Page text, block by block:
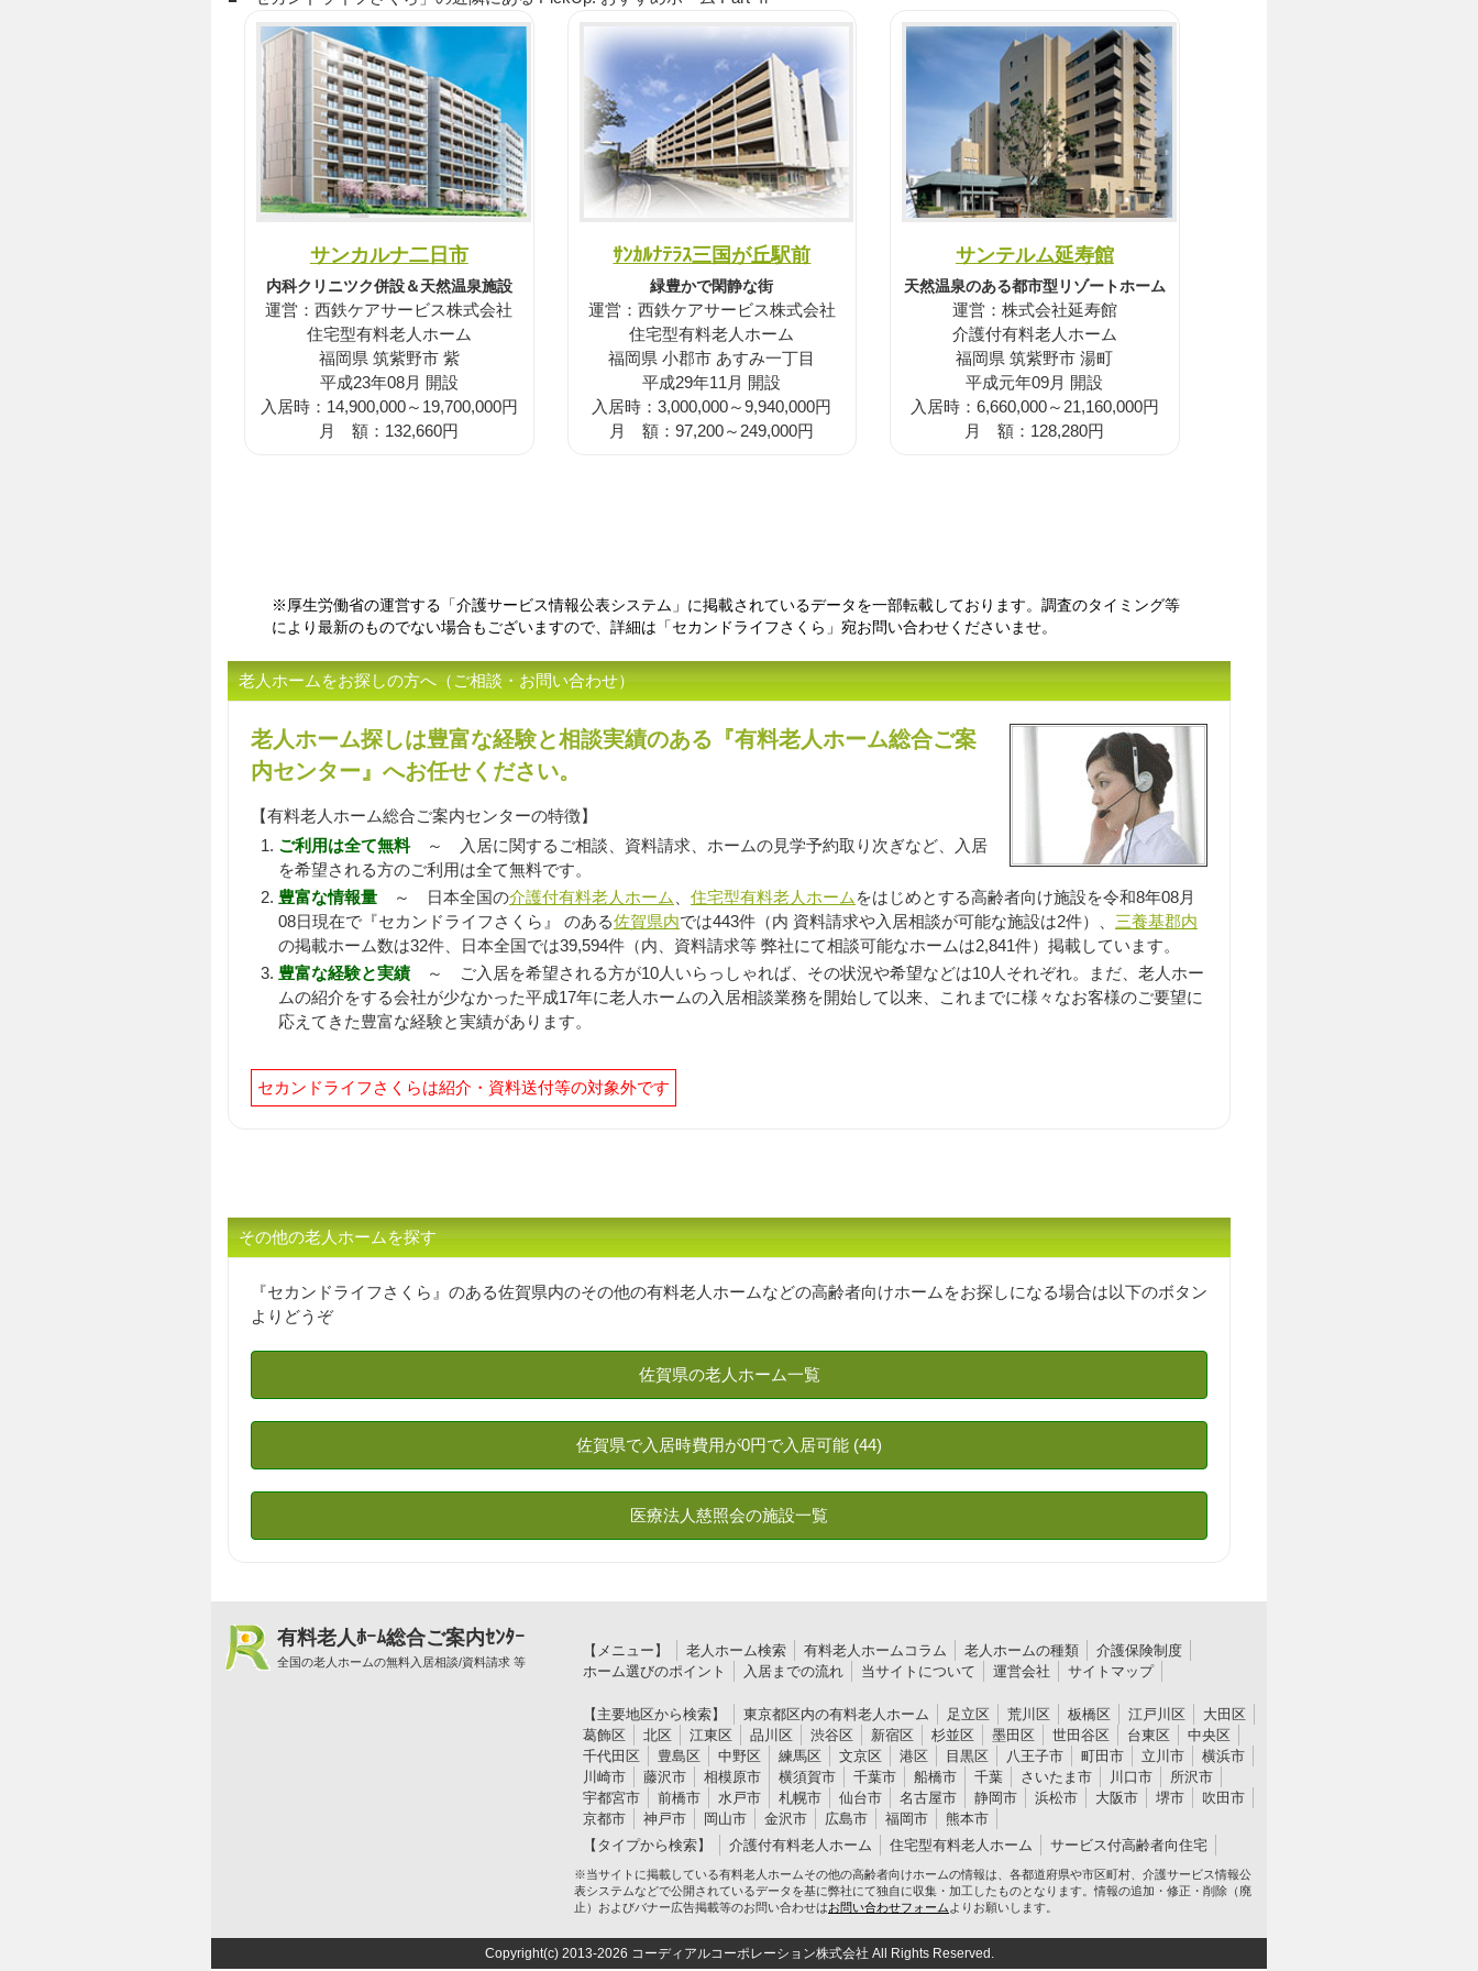
サンカルナ二日市
内科クリニツク併設＆天然温泉施設
運営：西鉄ケアサービス株式会社
住宅型有料老人ホーム
福岡県 筑紫野市 紫
平成23年08月 開設
入居時：14,900,000～19,700,000円
月 額：132,660円
ｻﾝｶﾙﾅﾃﾗｽ三国が丘駅前
緑豊かで閑静な街
運営：西鉄ケアサービス株式会社
住宅型有料老人ホーム
福岡県 小郡市 あすみ一丁目
平成29年11月 開設
入居時：3,000,000～9,940,000円
月 額：97,200～249,000円
サンテルム延寿館
天然温泉のある都市型リゾートホーム
運営：株式会社延寿館
介護付有料老人ホーム
福岡県 筑紫野市 湯町
平成元年09月 開設
入居時：6,660,000～21,160,000円
月 額：128,280円
※厚生労働省の運営する「介護サービス情報公表システム」に掲載されているデータを一部転載しております。調査のタイミング等
により最新のものでない場合もございますので、詳細は「セカンドライフさくら」宛お問い合わせくださいませ。
老人ホームをお探しの方へ（ご相談・お問い合わせ）
老人ホーム探しは豊富な経験と相談実績のある『有料老人ホーム総合ご案
内センター』へお任せください。
【有料老人ホーム総合ご案内センターの特徴】
ご利用は全て無料～ 入居に関するご相談、資料請求、ホームの見学予約取り次ぎなど、入居
を希望される方のご利用は全て無料です。
豊富な情報量 ～ 日本全国の介護付有料老人ホーム 住宅型有料老人ホーム をはじめとする高齢者向け施設を令和8年08月
08日現在で『セカンドライフさくら』 のある佐賀県内では443件（内 資料請求や入居相談が可能な施設は2件）、 三養基郡内
の掲載ホーム数は32件、日本全国では39,594件（内、資料請求等 弊社にて相談可能なホームは2,841件）掲載しています。
豊富な経験と実績～ ご入居を希望される方が10人いらっしゃれば、その状況や希望などは10人それぞれ。まだ、老人ホー
ムの紹介をする会社が少なかった平成17年に老人ホームの入居相談業務を開始して以来、これまでに様々なお客様のご要望に
応えてきた豊富な経験と実績があります。
セカンドライフさくらは紹介・資料送付等の対象外です
その他の老人ホームを探す
『セカンドライフさくら』のある佐賀県内のその他の有料老人ホームなどの高齢者向けホームをお探しになる場合は以下のボタン
よりどうぞ
有料老人ﾎｰﾑ総合ご案内ｾﾝﾀｰ
全国の老人ホームの無料入居相談/資料請求 等
【メニュー】 老人ホーム検索 有料老人ホームコラム 老人ホームの種類
介護保険制度
ホーム選びのポイント
入居までの流れ 当サイトについて 運営会社 サイトマップ
【主要地区から検索】 東京都区内の有料老人ホーム 足立区 荒川区 板橋区 江戸川区
大田区
葛飾区
北区 江東区 品川区 渋谷区 新宿区 杉並区 墨田区 世田谷区 台東区
中央区
千代田区
豊島区 中野区 練馬区 文京区 港区 目黒区 八王子市 町田市 立川市
横浜市
川崎市
藤沢市 相模原市 横須賀市 千葉市 船橋市 千葉 さいたま市 川口市
所沢市
宇都宮市
前橋市 水戸市 札幌市 仙台市 名古屋市 静岡市 浜松市 大阪市 堺市
吹田市
京都市
神戸市 岡山市 金沢市 広島市 福岡市
熊本市
【タイプから検索】
介護付有料老人ホーム 住宅型有料老人ホーム サービス付高齢者向住宅
※当サイトに掲載している有料老人ホームその他の高齢者向けホームの情報は、各都道府県や市区町村、介護サービス情報公
表システムなどで公開されているデータを基に弊社にて独自に収集・加工したものとなります。情報の追加・修正・削除（廃
止）およびバナー広告掲載等のお問い合わせはお問い合わせフォーム よりお願いします。
Copyright(c) 2013-2026 コーディアルコーポレーション株式会社 All Rights Reserved.